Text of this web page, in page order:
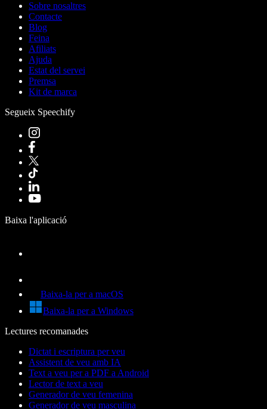
Sobre nosaltres
Contacte
Blog
Feina
Afiliats
Ajuda
Estat del servei
Premsa
Kit de marca
Segueix Speechify
Baixa l'aplicació
Baixa-la per a macOS
Baixa-la per a Windows
Lectures recomanades
Dictat i escriptura per veu
Assistent de veu amb IA
Text a veu per a PDF a Android
Lector de text a veu
Generador de veu femenina
Generador de veu masculina